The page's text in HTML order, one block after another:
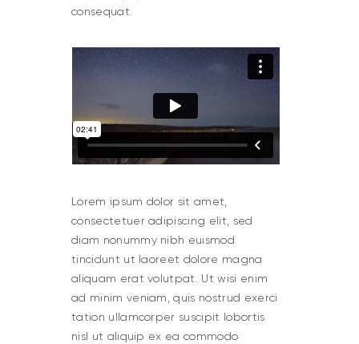
consequat.
Lorem ipsum dolor sit amet,
consectetuer adipiscing elit, sed
diam nonummy nibh euismod
tincidunt ut laoreet dolore magna
aliquam erat volutpat. Ut wisi enim
ad minim veniam, quis nostrud exerci
tation ullamcorper suscipit lobortis
nisl ut aliquip ex ea commodo